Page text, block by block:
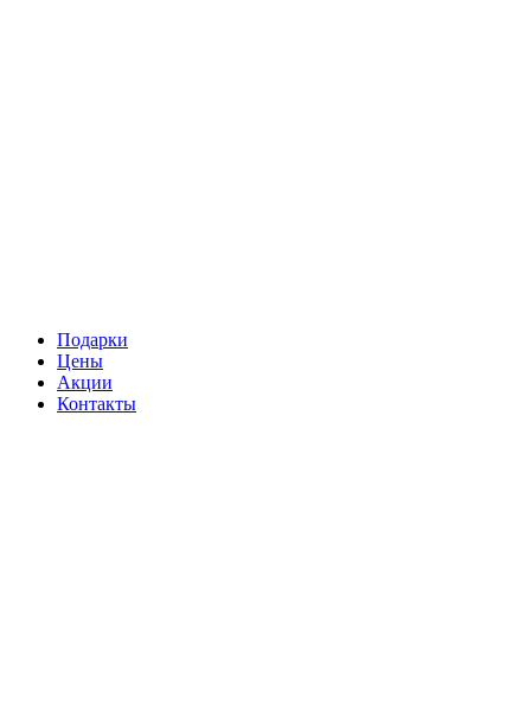
Подарки
Цены
Акции
Контакты